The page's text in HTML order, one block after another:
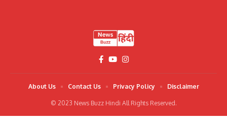
© 2023 News Buzz Hindi All Rights Reserved.
About Us Contact Us Privacy Policy Disclaimer